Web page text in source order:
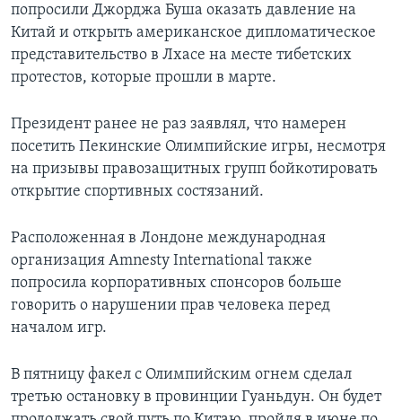
Learning English
Языки
попросили Джорджа Буша оказать давление на
Китай и открыть американское дипломатическое
представительство в Лхасе на месте тибетских
протестов, которые прошли в марте.
Президент ранее не раз заявлял, что намерен
посетить Пекинские Олимпийские игры, несмотря
на призывы правозащитных групп бойкотировать
открытие спортивных состязаний.
Расположенная в Лондоне международная
организация Amnesty International также
попросила корпоративных спонсоров больше
говорить о нарушении прав человека перед
началом игр.
В пятницу факел с Олимпийским огнем сделал
третью остановку в провинции Гуаньдун. Он будет